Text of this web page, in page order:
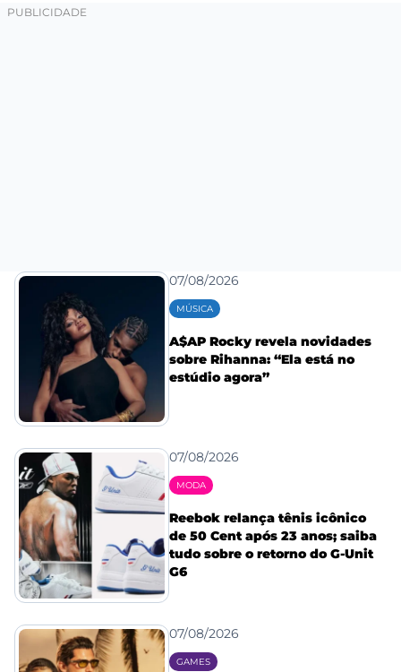
07/08/2026
MÚSICA
A$AP Rocky revela novidades
sobre Rihanna: “Ela está no
estúdio agora”
07/08/2026
MODA
Reebok relança tênis icônico
de 50 Cent após 23 anos; saiba
tudo sobre o retorno do G-Unit
G6
07/08/2026
GAMES